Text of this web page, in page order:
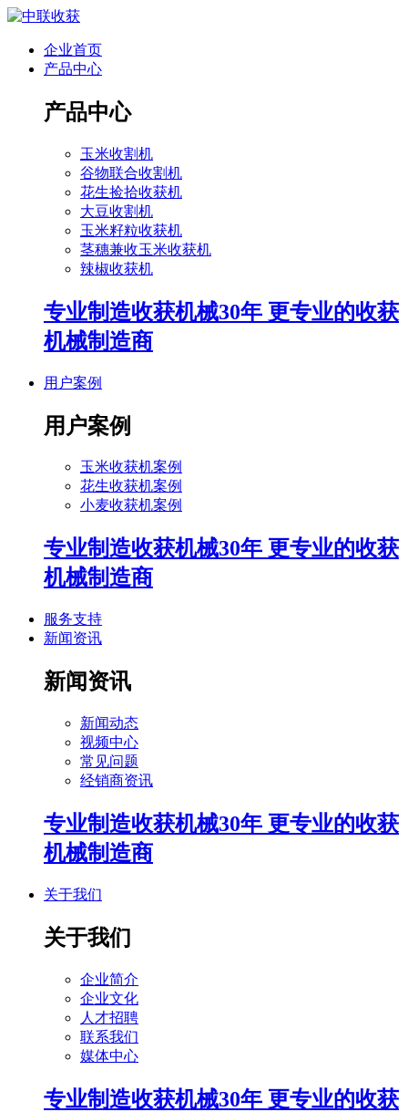
企业首页
产品中心
产品中心
玉米收割机
谷物联合收割机
花生捡拾收获机
大豆收割机
玉米籽粒收获机
茎穗兼收玉米收获机
辣椒收获机
专业制造收获机械30年 更专业的收获
机械制造商
用户案例
用户案例
玉米收获机案例
花生收获机案例
小麦收获机案例
专业制造收获机械30年 更专业的收获
机械制造商
服务支持
新闻资讯
新闻资讯
新闻动态
视频中心
常见问题
经销商资讯
专业制造收获机械30年 更专业的收获
机械制造商
关于我们
关于我们
企业简介
企业文化
人才招聘
联系我们
媒体中心
专业制造收获机械30年 更专业的收获